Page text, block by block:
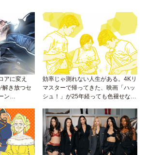
アに変え
解き放つセ
ン
効率じゃ測れない人生がある。4Kリ
マスターで帰ってきた、映画「ハッ
シュ！」が25年経っても色褪せない